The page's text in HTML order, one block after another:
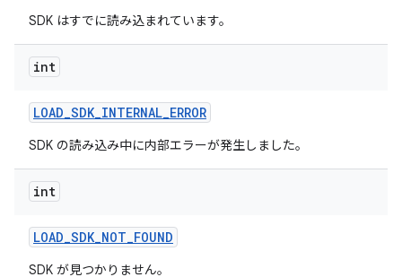
SDK はすでに読み込まれています。
int
LOAD_SDK_INTERNAL_ERROR
SDK の読み込み中に内部エラーが発生しました。
int
LOAD_SDK_NOT_FOUND
SDK が見つかりません。